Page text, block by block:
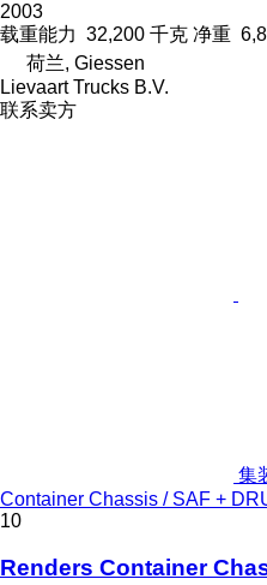
2003
载重能力 32,200 千克 净重
荷兰, Giessen
Lievaart Trucks B.V.
联系卖方
集
Container Chassis / SAF +
10
Renders Container